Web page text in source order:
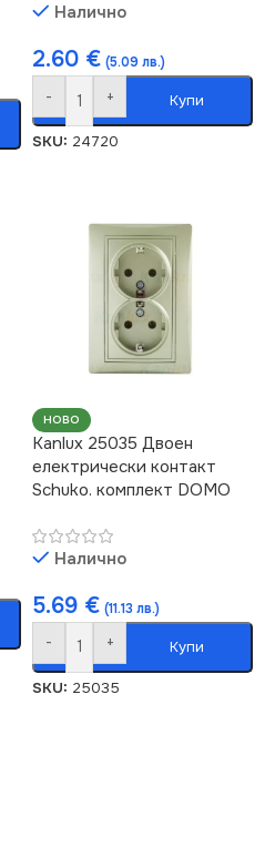
Налично
2.60 € (5.09 лв.)
- + Купи
SKU: 24720
НОВО
Kanlux 25035 Двоен
електрически контакт
Schuko. комплект DOMO
Налично
5.69 € (11.13 лв.)
- + Купи
SKU: 25035